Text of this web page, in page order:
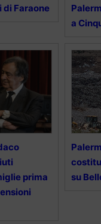
di Faraone
a
prima
su